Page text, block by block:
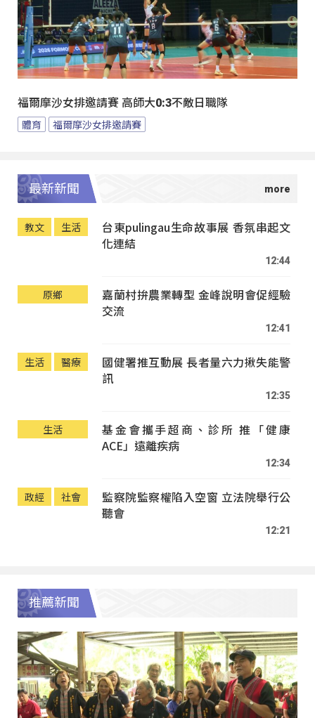
福爾摩沙女排邀請賽 高師大0:3不敵日職隊
體育 福爾摩沙女排邀請賽
最新新聞
教文 生活
台東pulingau生命故事展 香氛串起文
化連結
12:44
原鄉
嘉蘭村拚農業轉型 金峰說明會促經驗
交流
12:41
生活 醫療
國健署推互動展 長者量六力揪失能警
訊
12:35
生活
基金會攜手超商、診所 推「健康
ACE」遠離疾病
12:34
政經 社會
監察院監察權陷入空窗 立法院舉行公
聽會
12:21
推薦新聞